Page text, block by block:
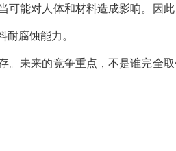
可能对人体和材料造成影响。因
耐腐蚀能力。
。未来的竞争重点，不是谁完全